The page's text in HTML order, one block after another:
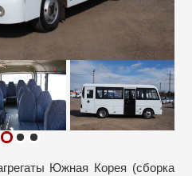
Южная Корея (сборка